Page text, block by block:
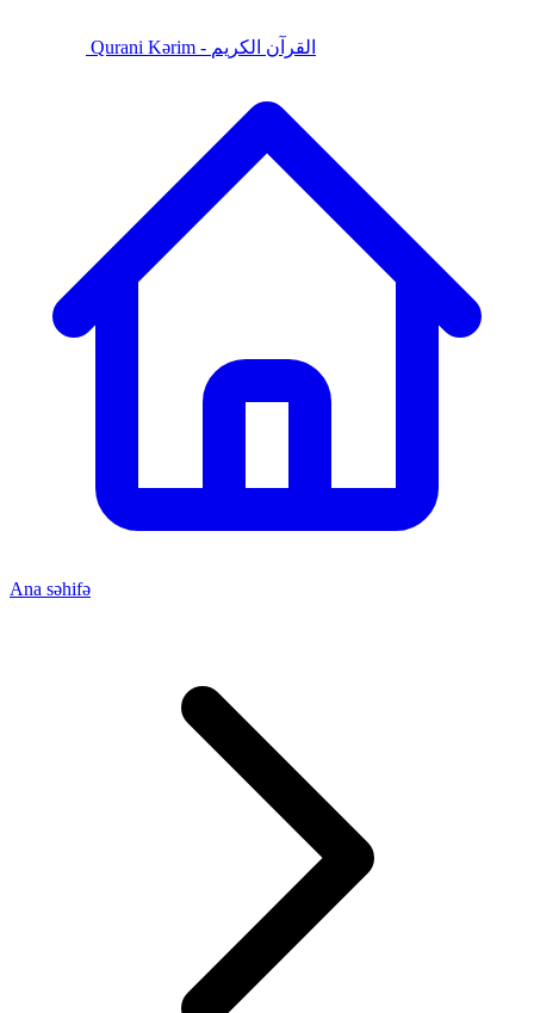
Qurani Kərim - القرآن الكريم
Ana səhifə